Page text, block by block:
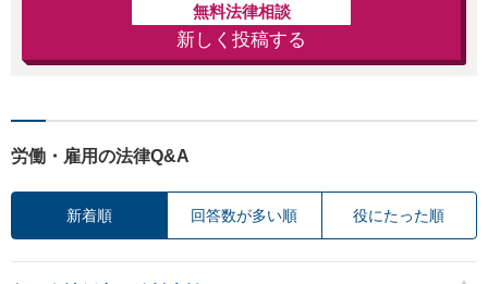
無料法律相談
新しく投稿する
労働・雇用の法律Q&A
新着順 回答数が多い順 役にたった順